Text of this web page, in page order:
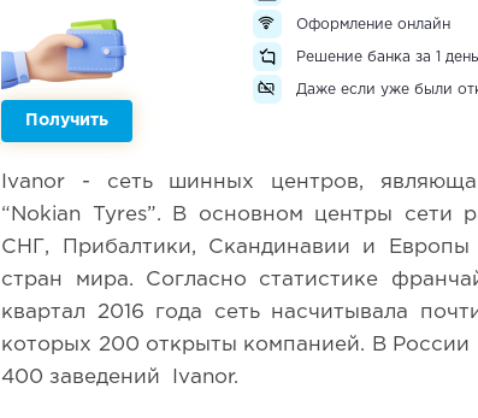
Получить
Оформление онлайн
Решение банка за 1 день
Даже если уже были
Ivanor - сеть шинных центров,
“Nokian Tyres”. В основном центры сети
СНГ, Прибалтики, Скандинавии и
стран мира. Согласно статистике
квартал 2016 года сеть насчитывала
которых 200 открыты компанией. В
400 заведений Ivanor.